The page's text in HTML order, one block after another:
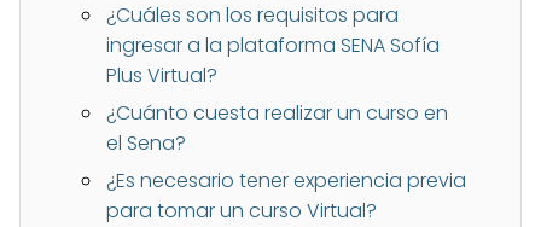
¿Cuáles son los requisitos para
ingresar a la plataforma SENA Sofía
Plus Virtual?
¿Cuánto cuesta realizar un curso en
el Sena?
¿Es necesario tener experiencia previa
para tomar un curso Virtual?